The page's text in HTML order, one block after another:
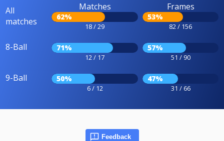
All
matches
Matches
62%
18 / 29
Frames
53%
82 / 156
8-Ball 71%
12 / 17
57%
51 / 90
9-Ball 50%
6 / 12
47%
31 / 66
Feedback